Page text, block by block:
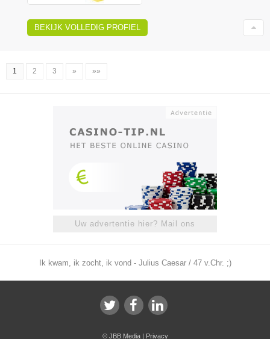
BEKIJK VOLLEDIG PROFIEL
1 2 3 » »»
Uw advertentie hier? Mail ons
Ik kwam, ik zocht, ik vond - Julius Caesar / 47 v.Chr. ;)
© JBB Media| Privacy